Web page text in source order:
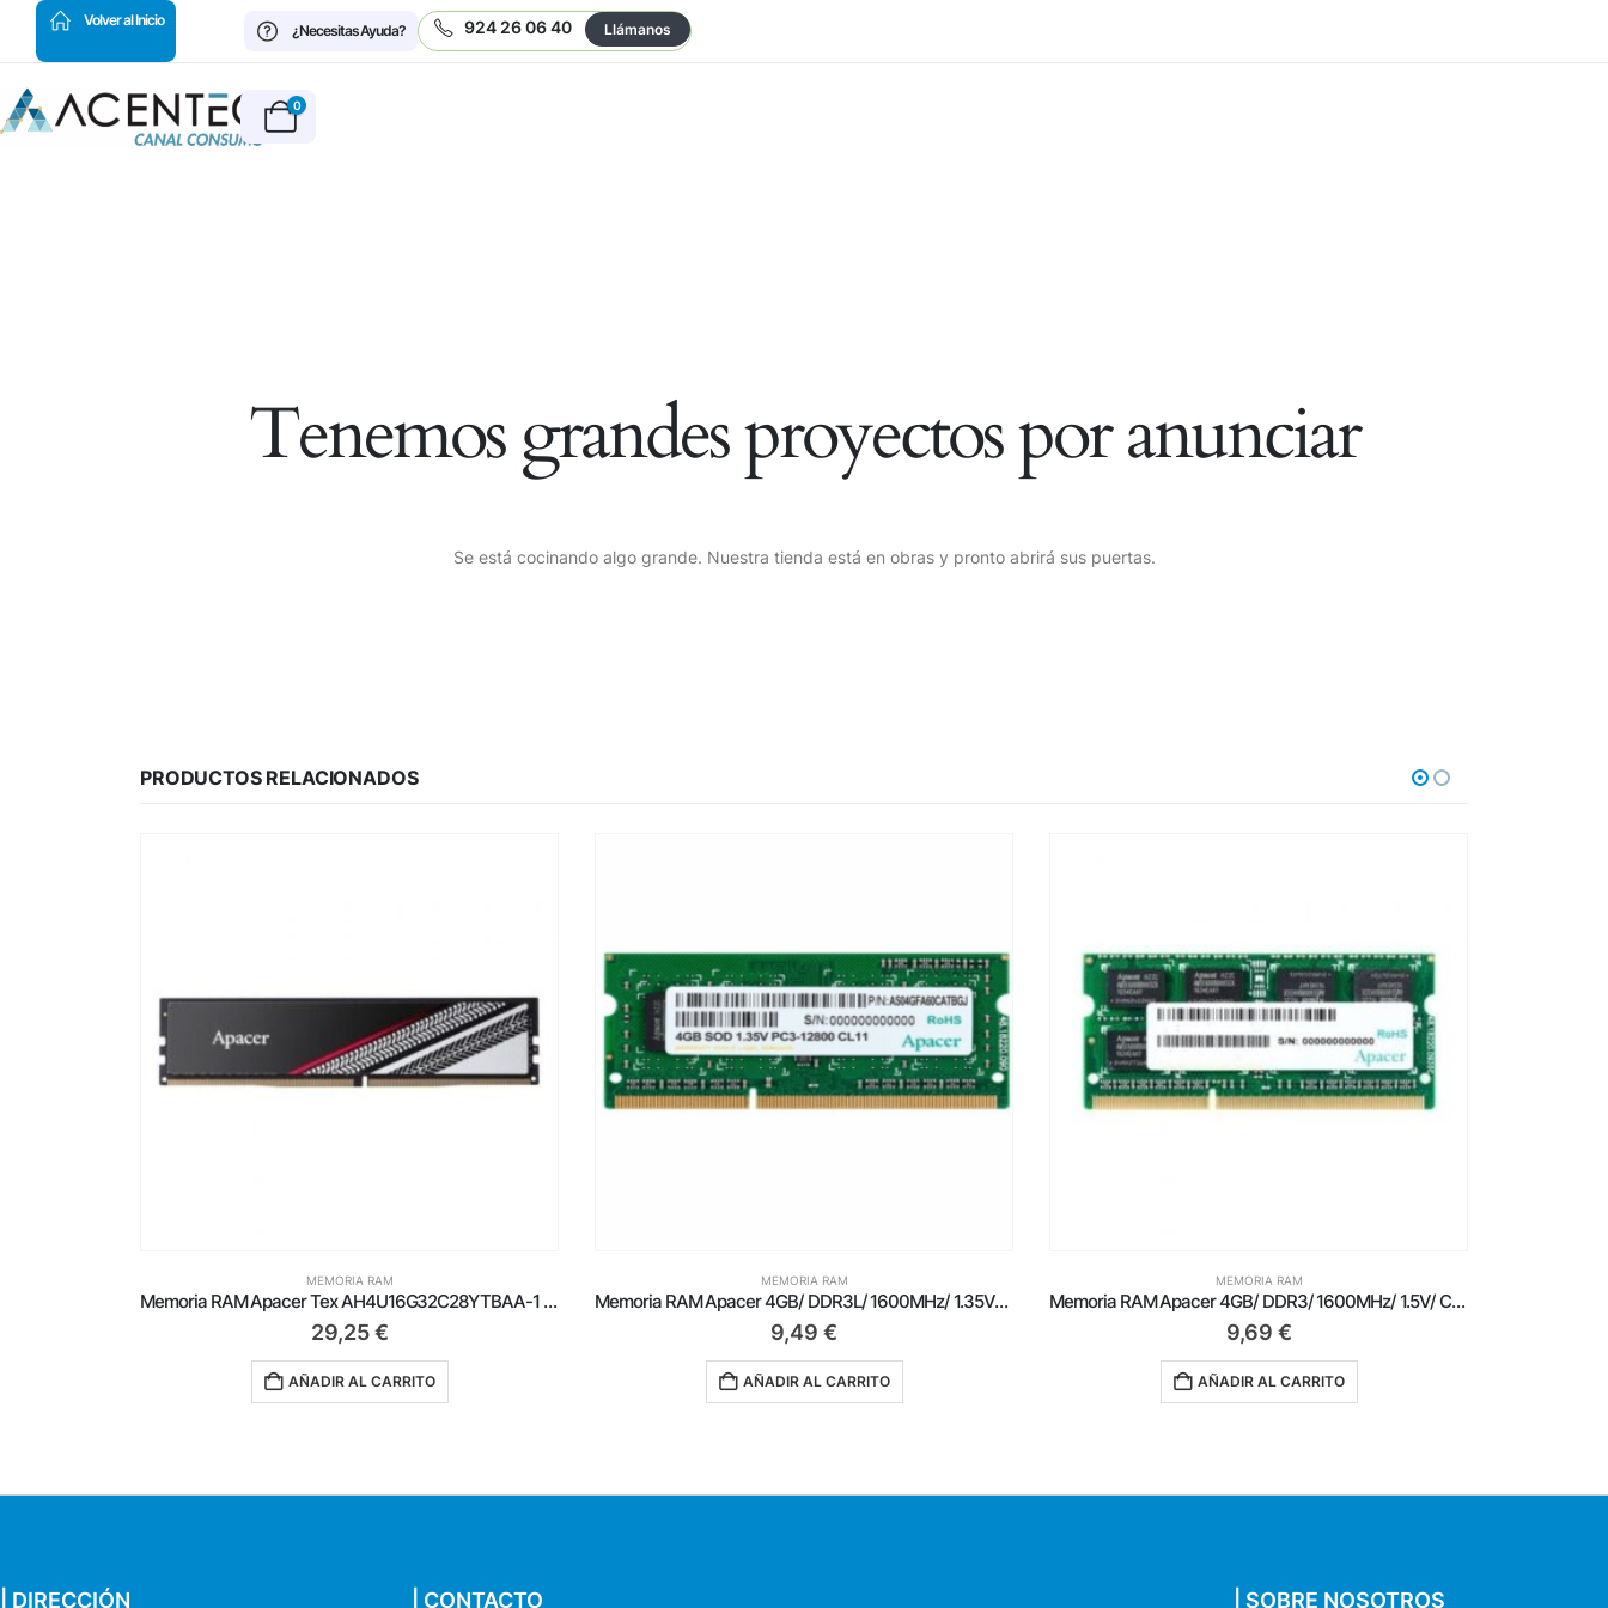
Volver al Inicio
¿Necesitas Ayuda?
924 26 06 40 Llámanos
0
Tenemos grandes proyectos por anunciar
Se está cocinando algo grande. Nuestra tienda está en obras y pronto abrirá sus puertas.
PRODUCTOS RELACIONADOS
MEMORIA RAM
Memoria RAM Apacer 4GB/ DDR3L/ 1600MHz/ 1.35V/ SODIMM
9,49€
AÑADIR AL CARRITO
MEMORIA RAM
Memoria RAM Apacer 4GB/ DDR3/ 1600MHz/ 1.5V/ CL11/ SODIMM
9,69 €
AÑADIR AL CARRITO
MEMORIA RAM
Memoria RAM Corsair Vengeance RGB 2 x 16GB/ DDR5/ 6000MHz/ 1.35V/ CL36/ DIMM
125,00€
AÑADIR AL CARRITO
| DIRECCIÓN | CONTACTO | SOBRE NOSOTROS